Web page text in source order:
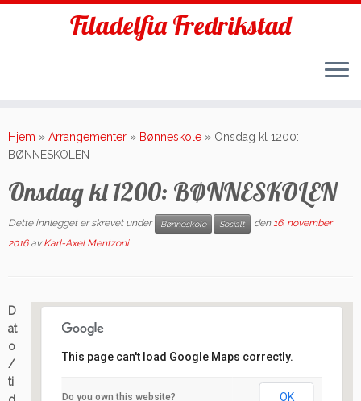
to
content
Filadelfia Fredrikstad
Hjem » Arrangementer » Bønneskole » Onsdag kl 1200:
BØNNESKOLEN
Onsdag kl 1200: BØNNESKOLEN
Dette innlegget er skrevet under Bønneskole Sosialt den 16. november
2016 avKarl-Axel Mentzoni
This page can't load Google Maps correctly.
Do you own this website? OK
D
at
o
/
ti